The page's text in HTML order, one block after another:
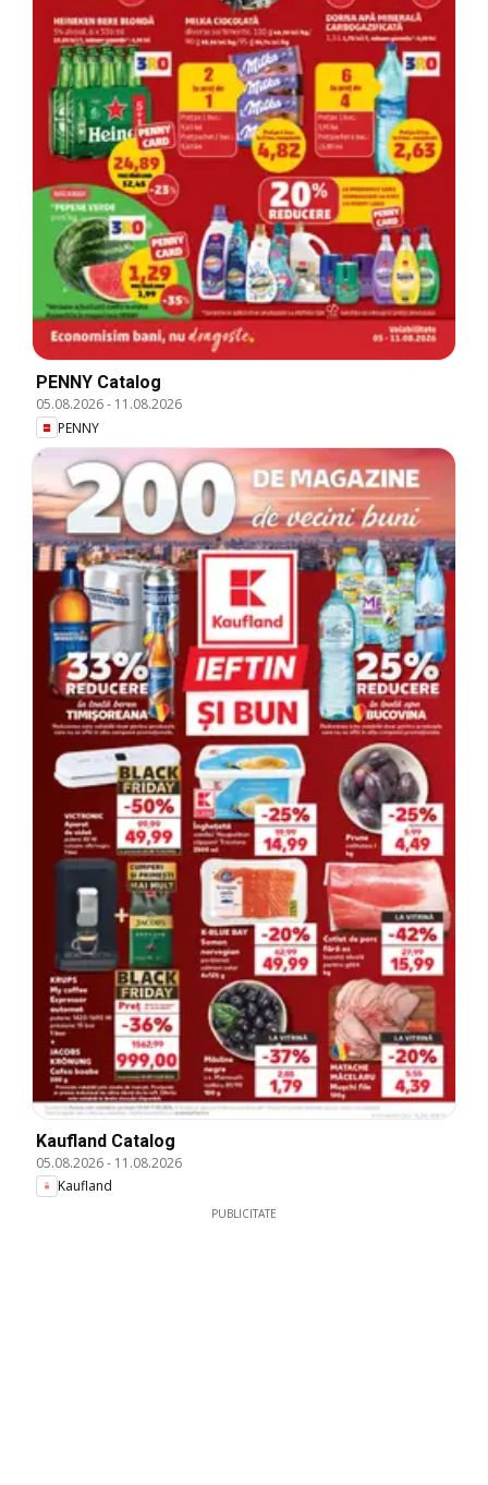
PENNY Catalog
05.08.2026- 11.08.2026
PENNY
Kaufland Catalog
05.08.2026- 11.08.2026
Kaufland
PUBLICITATE